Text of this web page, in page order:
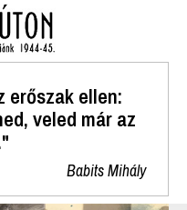
erőszak ellen:
veled már az
Babits Mihály